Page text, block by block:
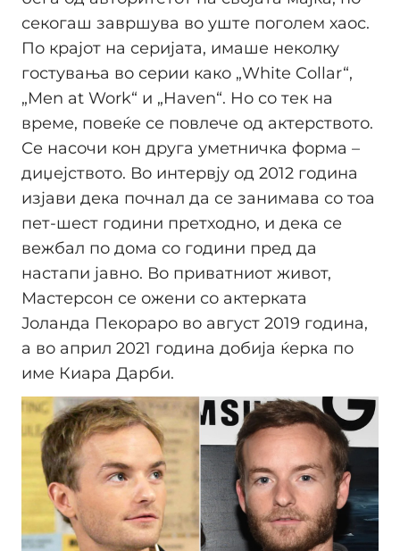
секогаш завршува во уште поголем хаос.
По крајот на серијата, имаше неколку
гостувања во серии како „White Collar“,
„Men at Work“ и „Haven“. Но со тек на
време, повеќе се повлече од актерството.
Се насочи кон друга уметничка форма –
диџејството. Во интервју од 2012 година
изјави дека почнал да се занимава со тоа
пет-шест години претходно, и дека се
вежбал по дома со години пред да
настапи јавно. Во приватниот живот,
Мастерсон се ожени со актерката
Јоланда Пекораро во август 2019 година,
а во април 2021 година добија ќерка по
име Киара Дарби.